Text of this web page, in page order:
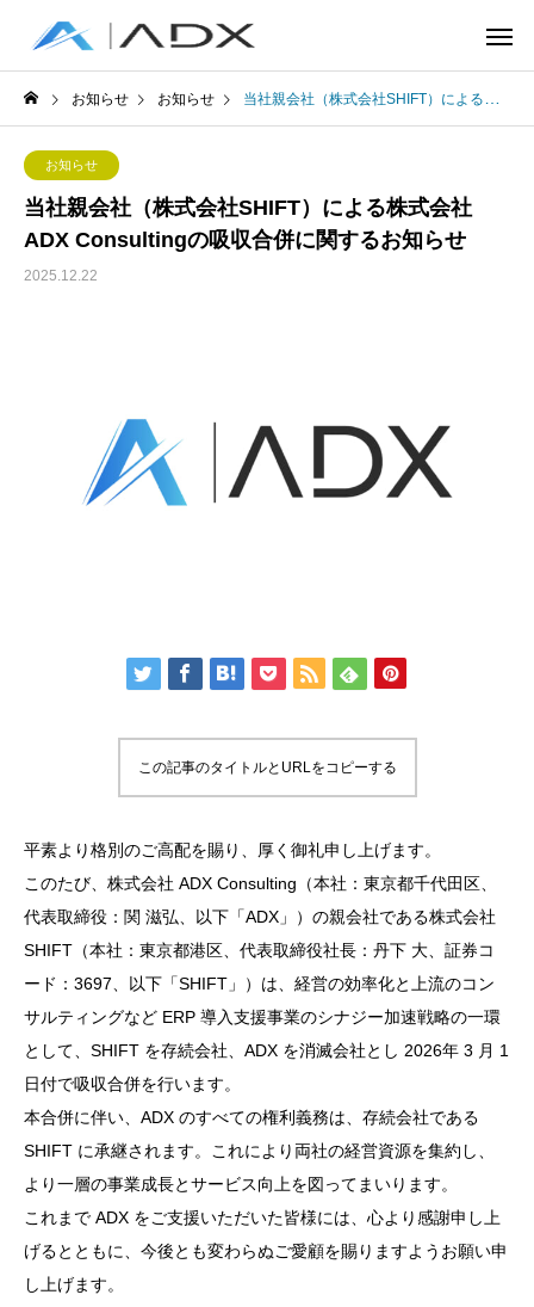
お知らせ お知らせ 当社親会社（株式会社SHIFT）による株式会社ADX Consultingの吸収合併に関するお知らせ
お知らせ
当社親会社（株式会社SHIFT）による株式会社
ADX Consultingの吸収合併に関するお知らせ
2025.12.22
この記事のタイトルとURLをコピーする
平素より格別のご高配を賜り、厚く御礼申し上げます。
このたび、株式会社 ADX Consulting（本社：東京都千代田区、
代表取締役：関 滋弘、以下「ADX」）の親会社である株式会社
SHIFT（本社：東京都港区、代表取締役社長：丹下 大、証券コ
ード：3697、以下「SHIFT」）は、経営の効率化と上流のコン
サルティングなど ERP 導入支援事業のシナジー加速戦略の一環
として、SHIFT を存続会社、ADX を消滅会社とし 2026年 3 月 1
日付で吸収合併を行います。
本合併に伴い、ADX のすべての権利義務は、存続会社である
SHIFT に承継されます。これにより両社の経営資源を集約し、
より一層の事業成長とサービス向上を図ってまいります。
これまで ADX をご支援いただいた皆様には、心より感謝申し上
げるとともに、今後とも変わらぬご愛顧を賜りますようお願い申
し上げます。